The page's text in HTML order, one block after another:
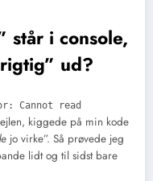
står i console,
ud?
Cannot read
kiggede på min kode
jo virke”. Så prøvede jeg
lidt og til sidst bare